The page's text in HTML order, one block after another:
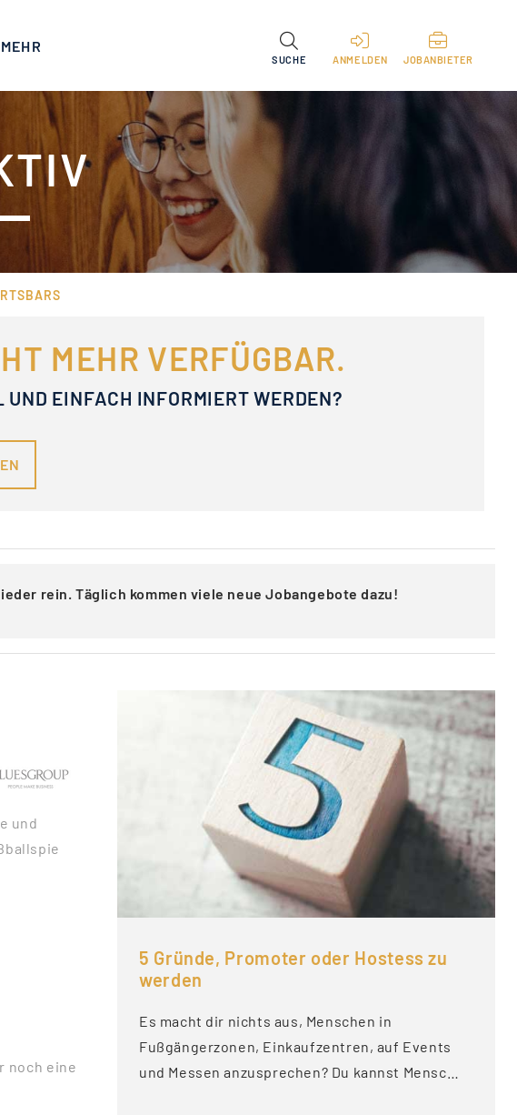
MEHR
SUCHE ANMELDEN JOBANBIETER
MEHR VERFÜGBAR.
EINFACH INFORMIERT WERDEN?
rein. Täglich kommen viele neue Jobangebote dazu!
und
noch eine
5 Gründe, Promoter oder Hostess zu
werden
Es macht dir nichts aus, Menschen in
Fußgängerzonen, Einkaufzentren, auf Events
und Messen anzusprechen? Du kannst Mensc…